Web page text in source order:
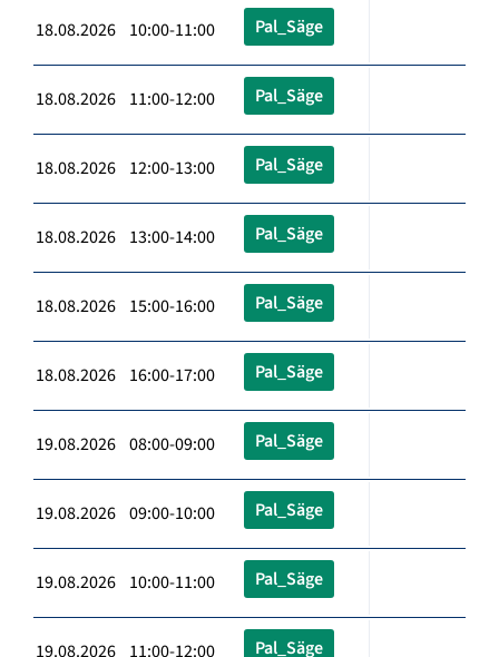
18.08.2026 10:00-11:00 Pal_Säge
18.08.2026 11:00-12:00 Pal_Säge
18.08.2026 12:00-13:00 Pal_Säge
18.08.2026 13:00-14:00 Pal_Säge
18.08.2026 15:00-16:00 Pal_Säge
18.08.2026 16:00-17:00 Pal_Säge
19.08.2026 08:00-09:00 Pal_Säge
19.08.2026 09:00-10:00 Pal_Säge
19.08.2026 10:00-11:00 Pal_Säge
19.08.2026 11:00-12:00 Pal_Säge